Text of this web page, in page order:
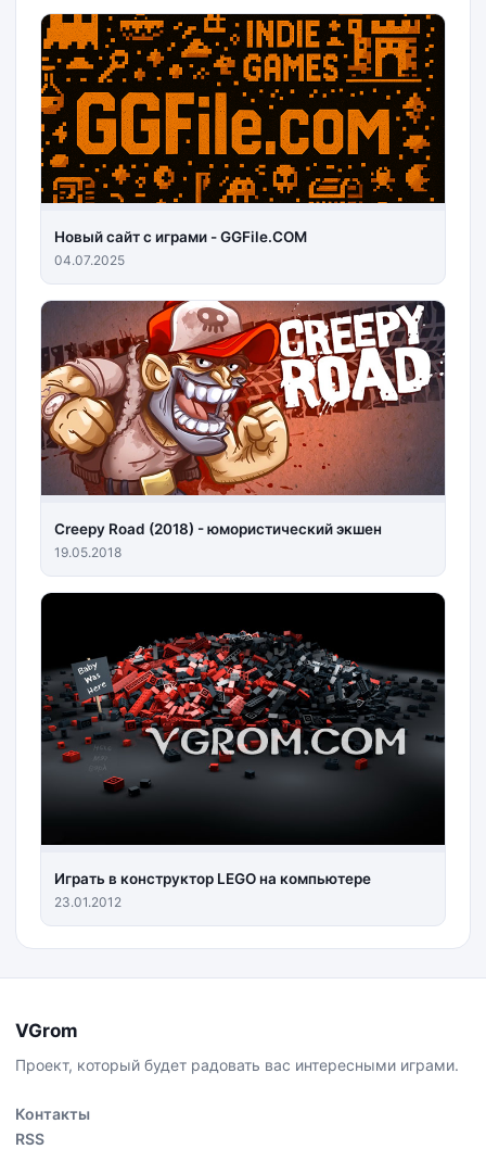
Новый сайт с играми - GGFile.COM
04.07.2025
Creepy Road (2018) - юмористический экшен
19.05.2018
Играть в конструктор LEGO на компьютере
23.01.2012
VGrom
Проект, который будет радовать вас интересными играми.
Контакты
RSS